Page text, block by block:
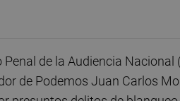
Penal de la Audiencia
de Podemos Juan Carlos